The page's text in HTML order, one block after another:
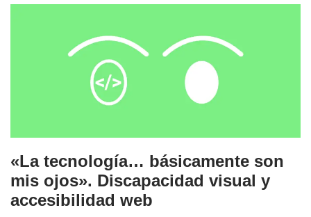
«La tecnología… básicamente son
mis ojos». Discapacidad visual y
accesibilidad web